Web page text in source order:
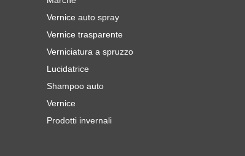
Vernice auto spray
Vernice trasparente
Verniciatura a spruzzo
Lucidatrice
Shampoo auto
Vernice
Prodotti invernali